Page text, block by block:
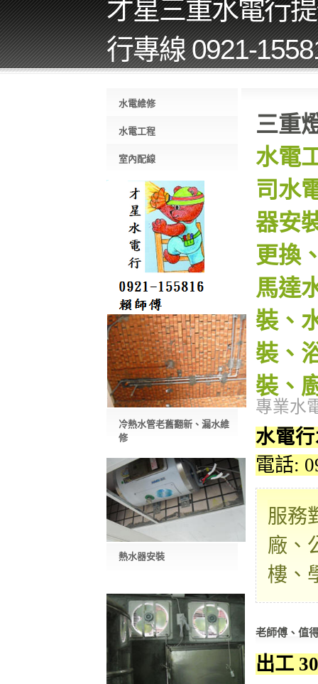
才星三重水電行
行專線 0921-
水電維修
水電工程
室內配線
冷熱水管老舊翻新、漏水維
修
熱水器安裝
三重
水電
司水
器安
更換
馬達
裝、
裝、
裝、
專業水
水電
電話:
服務
廠、
樓、
老師傅、值
出工